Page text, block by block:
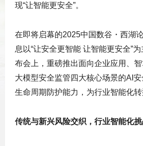
现“让智能更安全”。
在即将启幕的2025中国数谷・西湖
息以“让安全更智能 让智能更安全”
布会上，重磅推出面向企业应用、智
大模型安全监管四大核心场景的AI
生命周期防护能力，为行业智能化转
传统与新兴风险交织，行业智能化